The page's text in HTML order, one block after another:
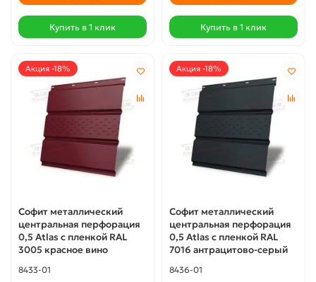
Купить в 1 клик Купить в 1 клик
Акция -18%
Софит металлический
центральная перфорация
0,5 Atlas с пленкой RAL
3005 красное вино
8433-01
Акция -18%
Софит металлический
центральная перфорация
0,5 Atlas с пленкой RAL
7016 антрацитово-серый
8436-01